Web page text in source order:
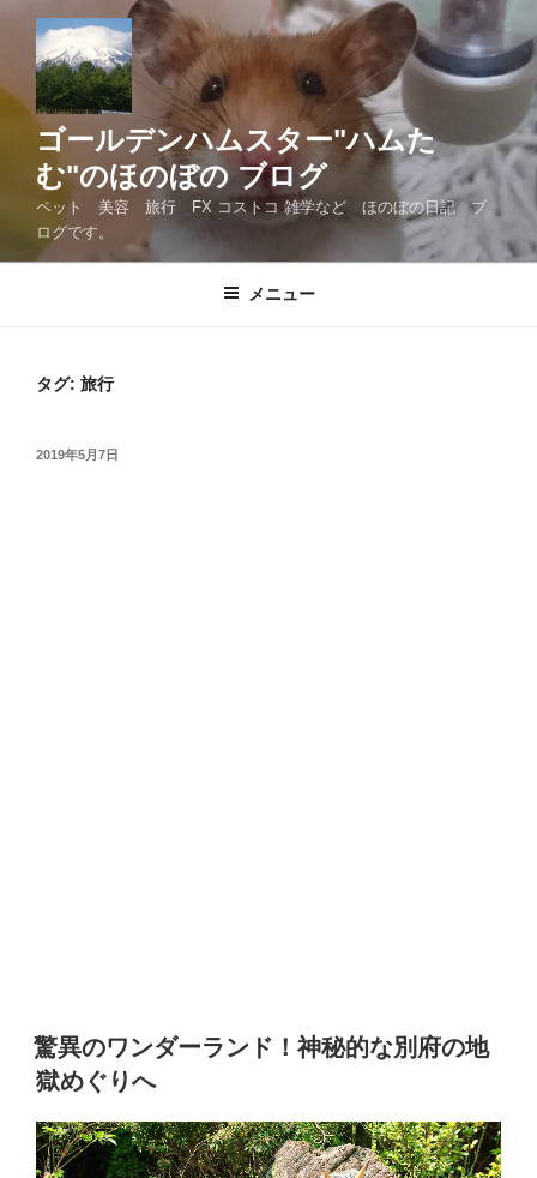
ン
ゴールデンハムスター"ハムた
む"のほのぼの ブログ
ペット 美容 旅行 FX コストコ 雑学など ほのぼの日記 ブ
ログです。
メニュー
タグ: 旅行
投
2019年5月7日
驚異のワンダーランド！神秘的な別府の地
獄めぐりへ